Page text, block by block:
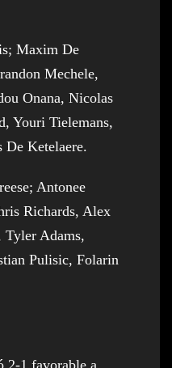
Maxim De
Mechele,
Onana, Nicolas
Youri Tielemans,
Ketelaere.
Antonee
Richards, Alex
Adams,
Pulisic, Folarin